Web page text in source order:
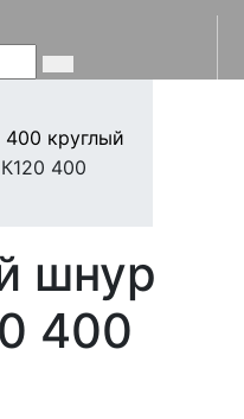
круглый
400
шнур
400